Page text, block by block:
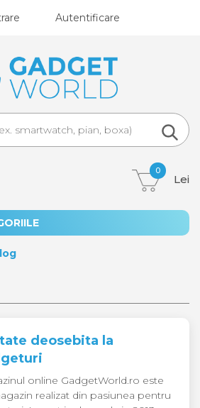
Autentificare
0
Lei
deosebita la
online GadgetWorld.ro este
realizat din pasiunea pentru